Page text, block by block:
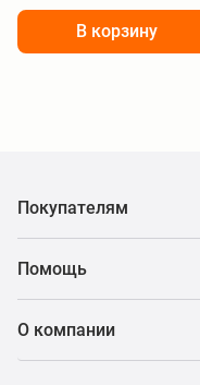
В корзину
Покупателям
Помощь
О компании